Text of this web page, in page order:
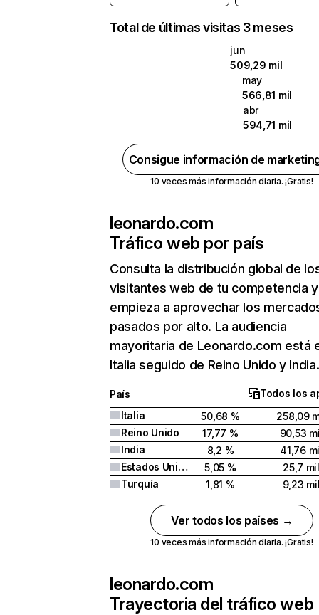
Total de últimas visitas 3 meses
jun
509,29 mil
may
566,81 mil
abr
594,71 mil
Consigue información de
10 veces más información diaria. ¡Gratis!
leonardo.com
Tráfico web por país
Consulta la distribución global de
visitantes web de tu competencia y
empieza a aprovechar los
pasados por alto. La audiencia
mayoritaria de Leonardo.com está
Italia seguido de Reino Unido y India.
País
Todos los
Italia
50,68 %
258,09
Reino Unido
17,77 %
90,53
India
8,2 %
41,76
Estados Unidos
5,05 %
25,7 mil
Turquía
1,81 % 9,23
Ver todos los países →
10 veces más información diaria. ¡Gratis!
leonardo.com
Trayectoria del tráfico web